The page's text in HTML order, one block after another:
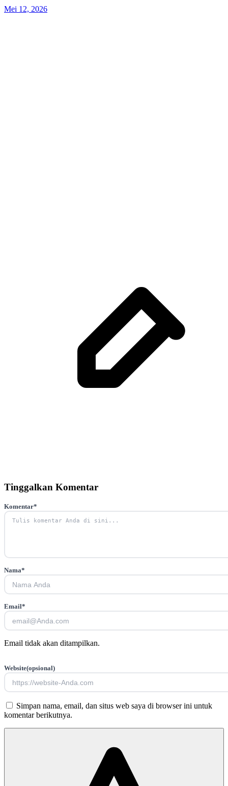
Mei 12, 2026
Tinggalkan Komentar
Komentar*
Nama*
Email*
Email tidak akan ditampilkan.
Website(opsional)
Simpan nama, email, dan situs web saya di browser ini untuk
komentar berikutnya.